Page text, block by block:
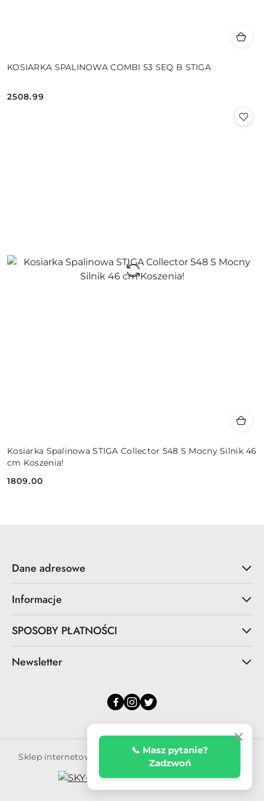
✕
📞 Masz pytanie?
Zadzwoń
KOSIARKA SPALINOWA COMBI 53 SEQ B STIGA
Cena:
2508.99
Kosiarka Spalinowa STIGA Collector 548 S Mocny Silnik 46
cm Koszenia!
Cena:
1809.00
Dane adresowe
Informacje
SPOSOBY PŁATNOŚCI
Newsletter
Sklep internetowy na oprogramowaniu Sky-Shop.pl